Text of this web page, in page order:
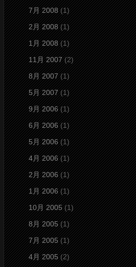
7月 2008(1)
2月 2008(1)
1月 2008(1)
11月 2007(2)
8月 2007(1)
5月 2007(1)
9月 2006(1)
6月 2006(1)
5月 2006(1)
4月 2006(1)
2月 2006(1)
1月 2006(1)
10月 2005(1)
8月 2005(1)
7月 2005(1)
4月 2005(2)